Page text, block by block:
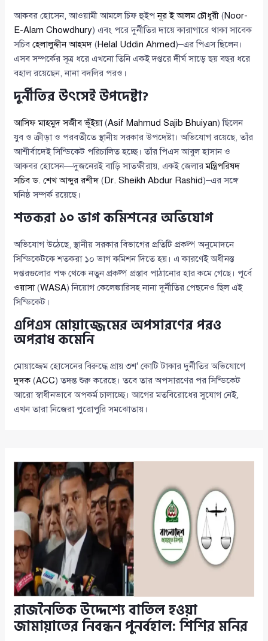
আকবর হোসেন, আওয়ামী আমলে চিফ হুইপনূর ই আলম চৌধুরী (Noor-
E-Alam Chowdhury) এবং পরে দুর্নীতির দায়ে কারাগারে থাকা সাবেক
সচিবহেলালুদ্দীন আহমদ (Helal Uddin Ahmed)–এর পিএস ছিলেন।
এসব সম্পর্কের সূত্র ধরে এখনো তিনি একই দপ্তরে দীর্ঘ সাড়ে ছয় বছর ধরে
বহাল রয়েছেন, নানা বদলির পরও।
দুর্নীতির উৎসেই উপদেষ্টা?
আসিফ মাহমুদ সজীব ভূঁইয়া(Asif Mahmud Sajib Bhuiyan) ছিলেন
যুব ও ক্রীড়া ও পরবর্তীতে স্থানীয় সরকার উপদেষ্টা। অভিযোগ রয়েছে, তাঁর
আশীর্বাদেই সিন্ডিকেট পরিচালিত হচ্ছে। তাঁর পিএস আবুল হাসান ও
আকবর হোসেন—দুজনেরই বাড়ি সাতক্ষীরায়, একই জেলারমন্ত্রিপরিষদ
সচিব ড. শেখ আব্দুর রশীদ ( Dr. Sheikh Abdur Rashid)–এর সঙ্গে
ঘনিষ্ঠ সম্পর্ক রয়েছে।
শতকরা ১০ ভাগ কমিশনের অভিযোগ
অভিযোগ উঠেছে, স্থানীয় সরকার বিভাগের প্রতিটি প্রকল্প অনুমোদনে
সিন্ডিকেটকে শতকরা ১০ ভাগ কমিশন দিতে হয়। এ কারণেই অধীনস্ত
দপ্তরগুলোর পক্ষ থেকে নতুন প্রকল্প প্রস্তাব পাঠানোর হার কমে গেছে। পূর্বে
ওয়াসা(WASA) নিয়োগ কেলেঙ্কারিসহ নানা দুর্নীতির পেছনেও ছিল এই
সিন্ডিকেট।
এপিএস মোয়াজ্জেমের অপসারণের পরও
অপরাধ কমেনি
মোয়াজ্জেম হোসেনের বিরুদ্ধে প্রায় ৩শ’ কোটি টাকার দুর্নীতির অভিযোগে
দুদক(ACC) তদন্ত শুরু করেছে। তবে তার অপসারণের পর সিন্ডিকেট
আরো স্বাধীনভাবে অপকর্ম চালাচ্ছে। আগের মতবিরোধের সুযোগ নেই,
এখন তারা নিজেরা পুরোপুরি সমঝোতায়।
রাজনৈতিক উদ্দেশ্যে বাতিল হওয়া
জামায়াতের নিবন্ধন পুনর্বহাল: শিশির মনির